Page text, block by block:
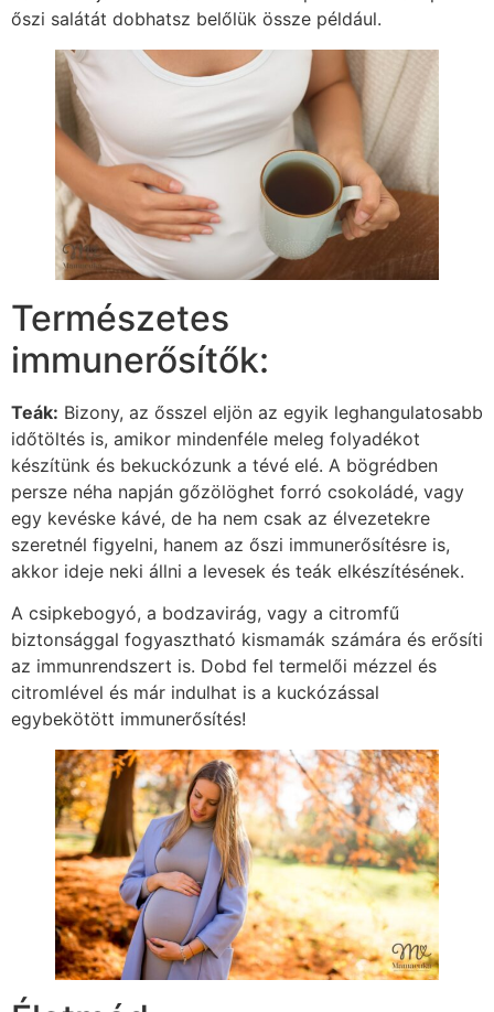
őszi salátát dobhatsz belőlük össze például.
Természetes
immunerősítők:
Teák: Bizony, az ősszel eljön az egyik leghangulatosabb
időtöltés is, amikor mindenféle meleg folyadékot
készítünk és bekuckózunk a tévé elé. A bögrédben
persze néha napján gőzölöghet forró csokoládé, vagy
egy kevéske kávé, de ha nem csak az élvezetekre
szeretnél figyelni, hanem az őszi immunerősítésre is,
akkor ideje neki állni a levesek és teák elkészítésének.
A csipkebogyó, a bodzavirág, vagy a citromfű
biztonsággal fogyasztható kismamák számára és erősíti
az immunrendszert is. Dobd fel termelői mézzel és
citromlével és már indulhat is a kuckózással
egybekötött immunerősítés!